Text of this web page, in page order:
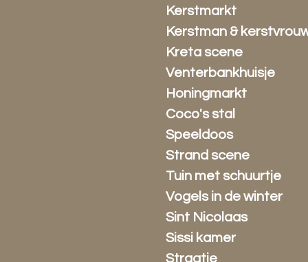
Kerstmarkt
Kerstman &
Kreta scene
Venterbankhuisje
Honingmarkt
Coco's stal
Speeldoos
Strand scene
Tuin met schuurtje
Vogels in de winter
Sint Nicolaas
Sissi kamer
Straatje